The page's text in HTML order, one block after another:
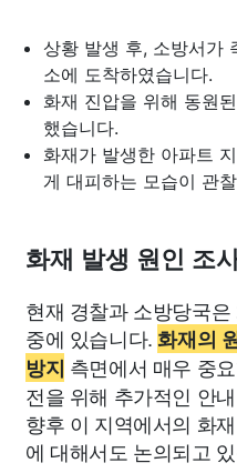
상황 발생 후, 소방서가
소에 도착하였습니다.
화재 진압을 위해 동원
했습니다.
화재가 발생한 아파트
게 대피하는 모습이 관
화재 발생 원인 조
현재 경찰과 소방당국
중에 있습니다. 화재의
방지 측면에서 매우 중
전을 위해 추가적인 안
향후 이 지역에서의 화
에 대해서도 논의되고